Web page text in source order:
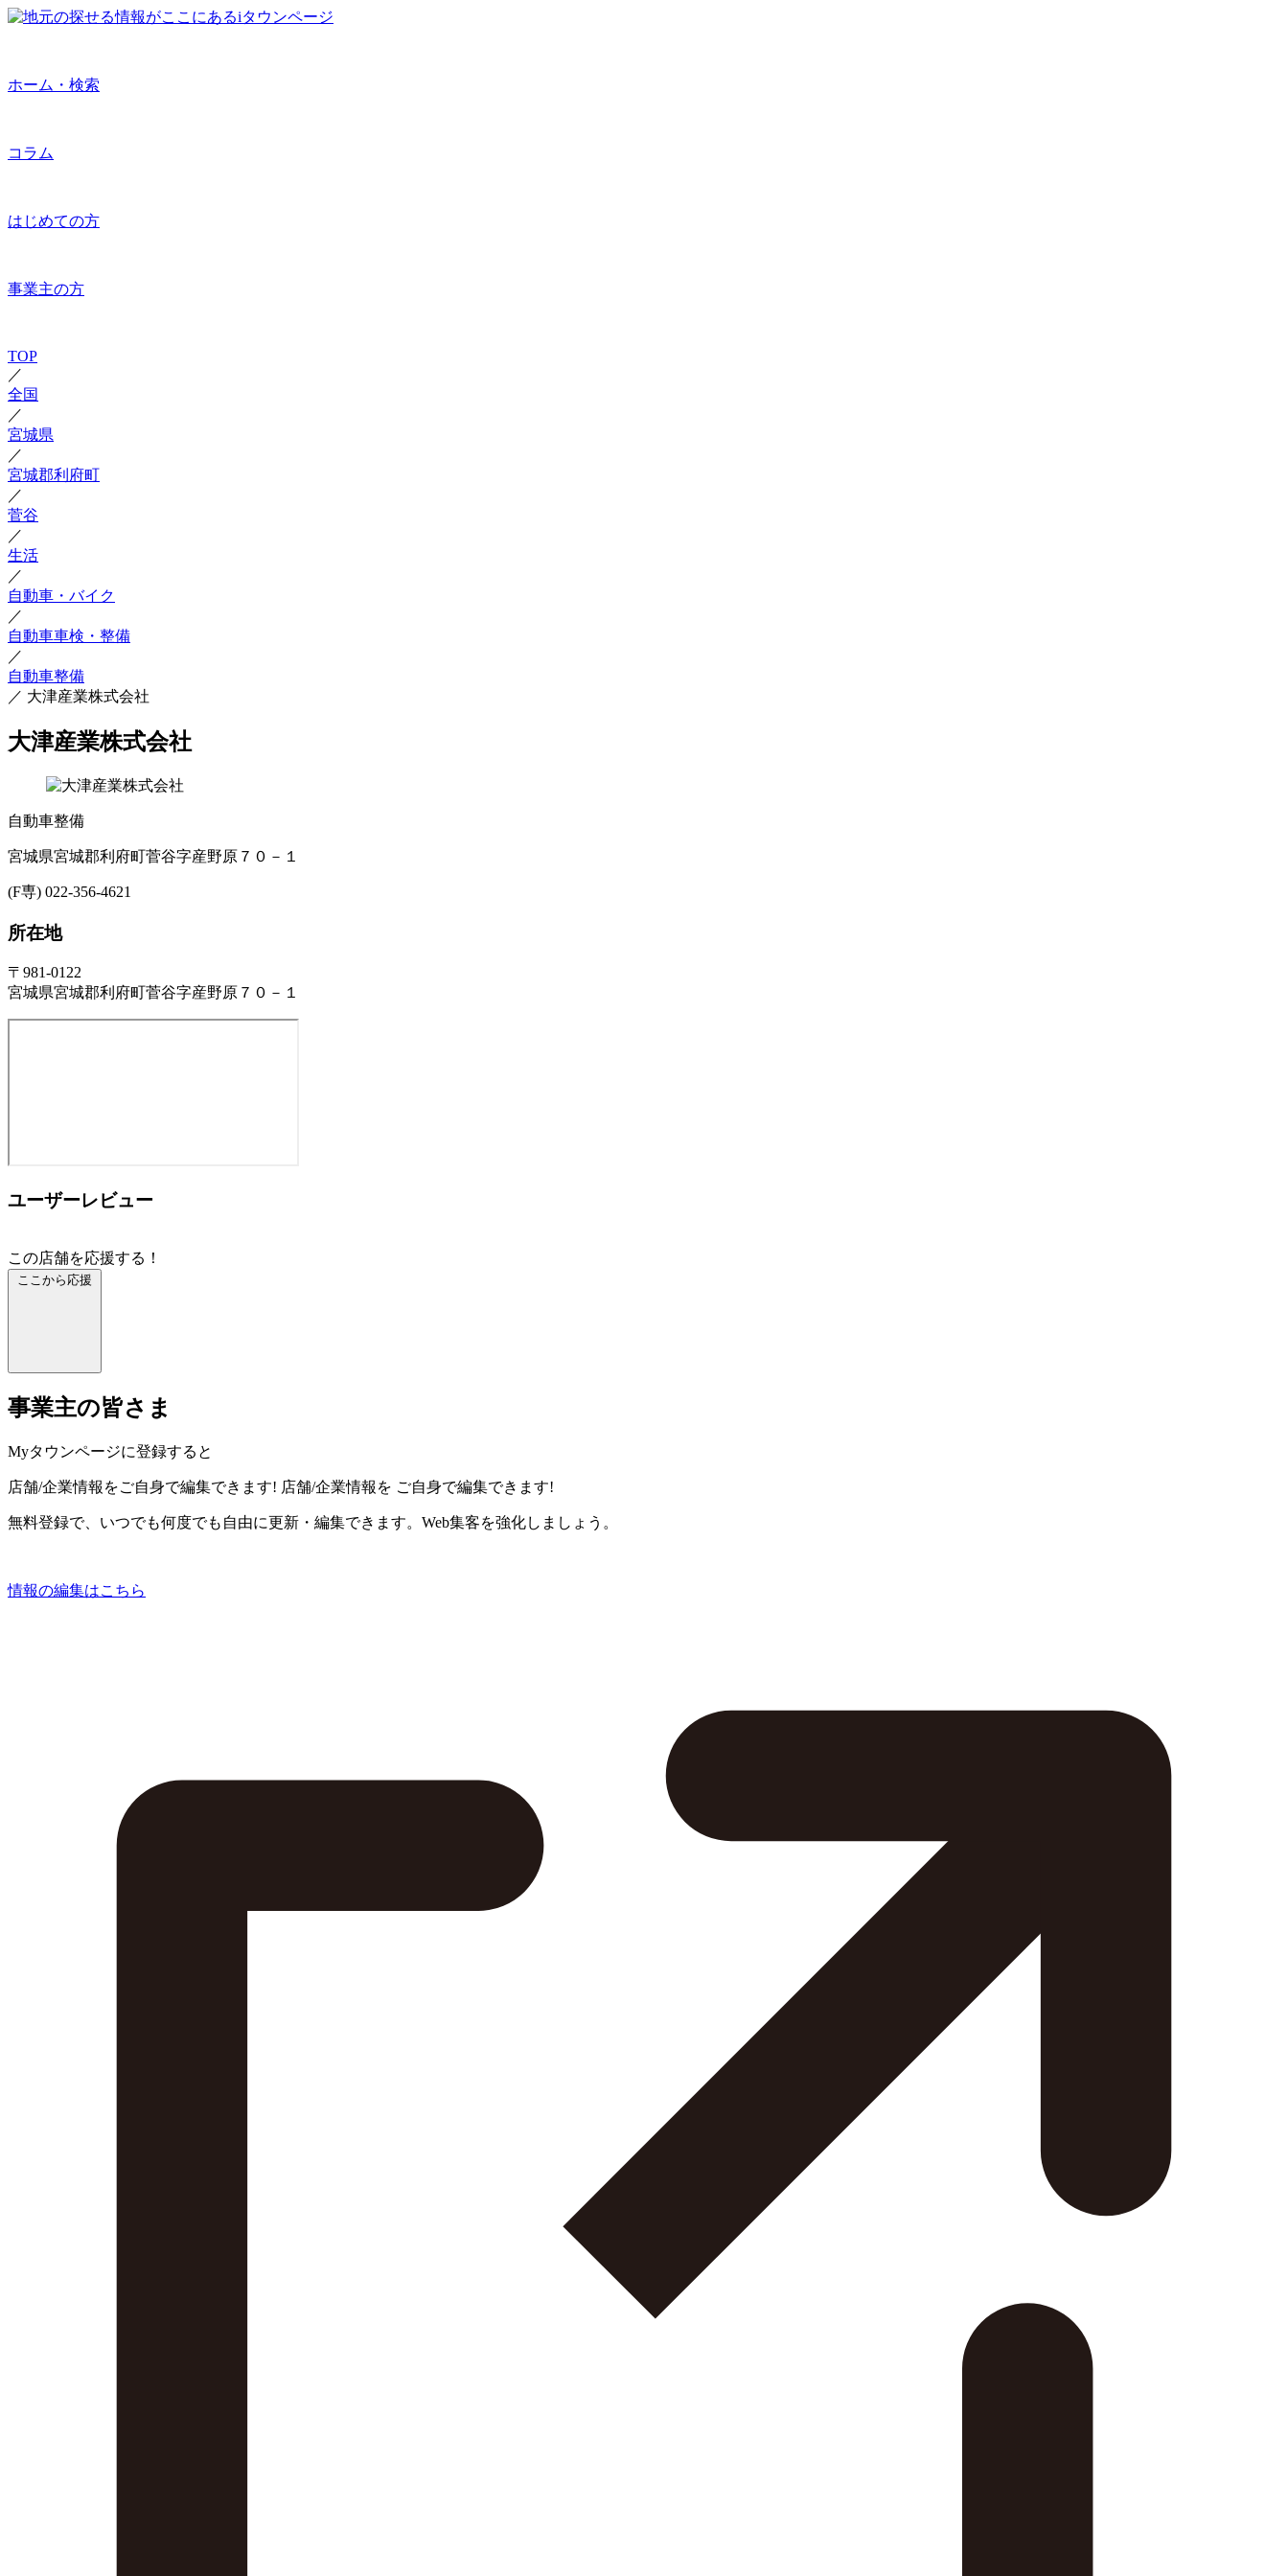
ホーム・検索
コラム
はじめての方
事業主の方
TOP
／
全国
／
宮城県
／
宮城郡利府町
／
菅谷
／
生活
／
自動車・バイク
／
自動車車検・整備
／
自動車整備
／ 大津産業株式会社
大津産業株式会社
自動車整備
宮城県宮城郡利府町菅谷字産野原７０－１
(F専) 022-356-4621
所在地
〒981-0122
宮城県宮城郡利府町菅谷字産野原７０－１
ユーザーレビュー
この店舗を応援する！
ここから応援
事業主の皆さま
Myタウンページに登録すると
店舗/企業情報をご自身で編集できます! 店舗/企業情報を ご自身で編集できます!
無料登録で、いつでも何度でも自由に更新・編集できます。Web集客を強化しましょう。
情報の編集はこちら